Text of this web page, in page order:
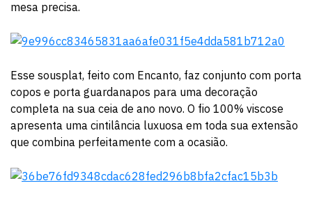
mesa precisa.
Esse sousplat, feito com Encanto, faz conjunto com porta
copos e porta guardanapos para uma decoração
completa na sua ceia de ano novo. O fio 100% viscose
apresenta uma cintilância luxuosa em toda sua extensão
que combina perfeitamente com a ocasião.